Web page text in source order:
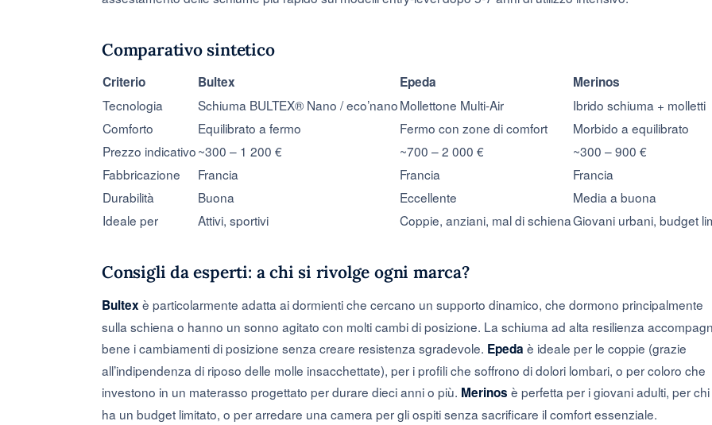
Comparativo sintetico
Criterio Bultex Epeda
Merinos
Tecnologia
Schiuma BULTEX® Nano / eco’nanoMollettone Multi-Air
Ibrido schiuma + molletti
Comforto
Equilibrato a fermo Fermo con zone di comfort
Morbido a equilibrato
Prezzo indicativo~300 – 1 200 € ~700 – 2 000 €
~300 – 900 €
Fabbricazione
Francia Francia
Francia
Durabilità
Buona Eccellente
Media a buona
Ideale per
Attivi, sportivi Coppie, anziani, mal di schienaGiovani urbani, budget
Consigli da esperti: a chi si rivolge ogni marca?
Bultex è particolarmente adatta ai dormienti che cercano un supporto dinamico, che dormono principalmente
sulla schiena o hanno un sonno agitato con molti cambi di posizione. La schiuma ad alta resilienza
bene i cambiamenti di posizione senza creare resistenza sgradevole. Epeda è ideale per le coppie (grazie
all’indipendenza di riposo delle molle insacchettate), per i profili che soffrono di dolori lombari, o per coloro che
investono in un materasso progettato per durare dieci anni o più. Merinos è perfetta per i giovani adulti, per chi
ha un budget limitato, o per arredare una camera per gli ospiti senza sacrificare il comfort essenziale.